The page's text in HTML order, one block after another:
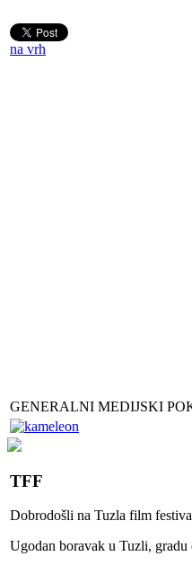
na vrh
GENERALNI MEDIJSKI
TFF
Dobrodošli na Tuzla film
Ugodan boravak u Tuzli,